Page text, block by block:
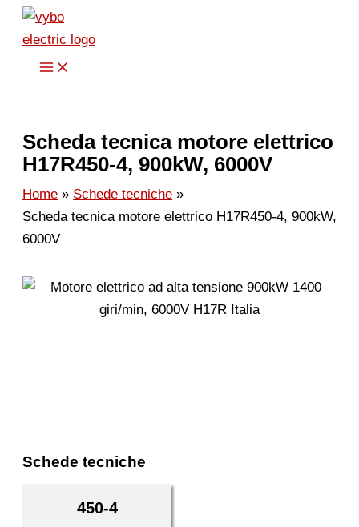
Vai
contenuto
Scheda tecnica motore elettrico
H17R450-4, 900kW, 6000V
Home
Schede tecniche
Scheda tecnica motore elettrico H17R450-4, 900kW,
6000V
Schede tecniche
450-4